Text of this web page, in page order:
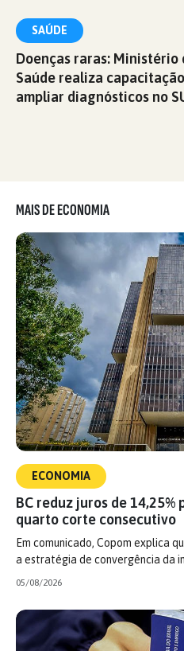
SAÚDE
Doenças raras: Ministério
Saúde realiza
ampliar diagnósticos no
MAIS DE ECONOMIA
ECONOMIA
BC reduz juros de 14,25%
quarto corte consecutivo
Em comunicado, Copom explica
a estratégia de convergência da
05/08/2026